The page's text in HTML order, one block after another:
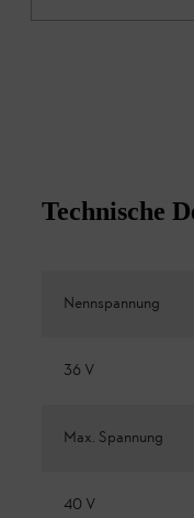
Technische
Nennspannung
36 V
Max. Spannung
40 V